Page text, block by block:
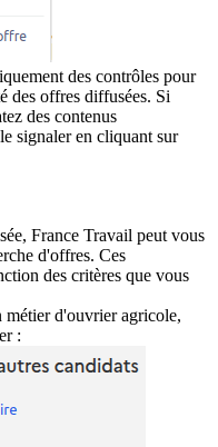
des contrôles pour
des offres diffusées. Si
des contenus
signaler en cliquant sur
France Travail peut vous
d'offres. Ces
des critères que vous
métier d'ouvrier agricole,
: